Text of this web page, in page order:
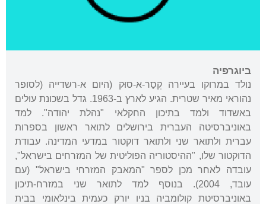
ביוגרפיה
נולד במרוקו בעיירה קְסַר-א-סוּק (היום א-רשדייה (לסופר
נהוראי מאיר שטרית. הגיע לארץ ב-1963. גדל בשכונת עולים
באשדוד ולמד בתיכון החקלאי "נהלת יהודה". למד
באוניברסיטה העברית בירושלים לתואר ראשון בספרות
עברית ולתואר שני ולתואר דוקטור במדעי המדינה. עבודת
הדוקטור שלו, "ההיסטוריה הפוליטית של המזרחים בישראל",
עובדה לאחר מכן לספר "המאבק המזרחי בישראל" (עם
עובד, 2004). בנוסף למד לתואר שני במזרח-תיכון
באוניברסיטת קולומביה בניו יורק כעמית בינלאומי בבית